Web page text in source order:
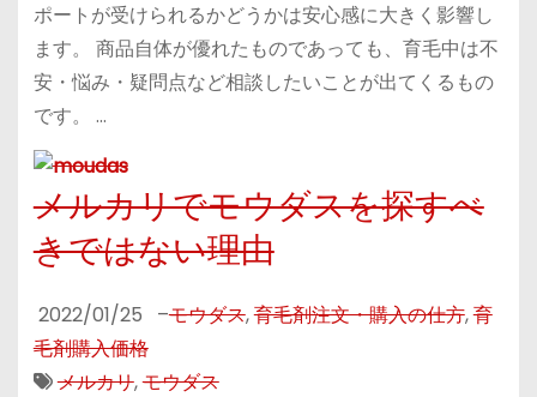
ポートが受けられるかどうかは安心感に大きく影響し
ます。 商品自体が優れたものであっても、育毛中は不
安・悩み・疑問点など相談したいことが出てくるもの
です。 …
メルカリでモウダスを探すべ
きではない理由
2022/01/25 –モウダス,育毛剤注文・購入の仕方,育
毛剤購入価格
メルカリ,モウダス